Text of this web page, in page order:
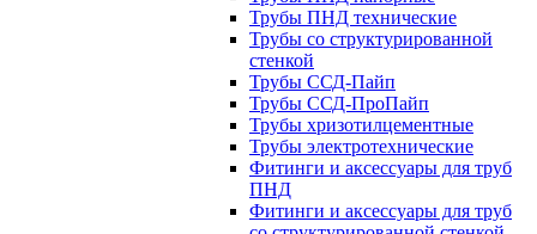
Трубы ПНД технические
Трубы со структурированной
стенкой
Трубы ССД-Пайп
Трубы ССД-ПроПайп
Трубы хризотилцементные
Трубы электротехнические
Фитинги и аксессуары для труб
ПНД
Фитинги и аксессуары для труб